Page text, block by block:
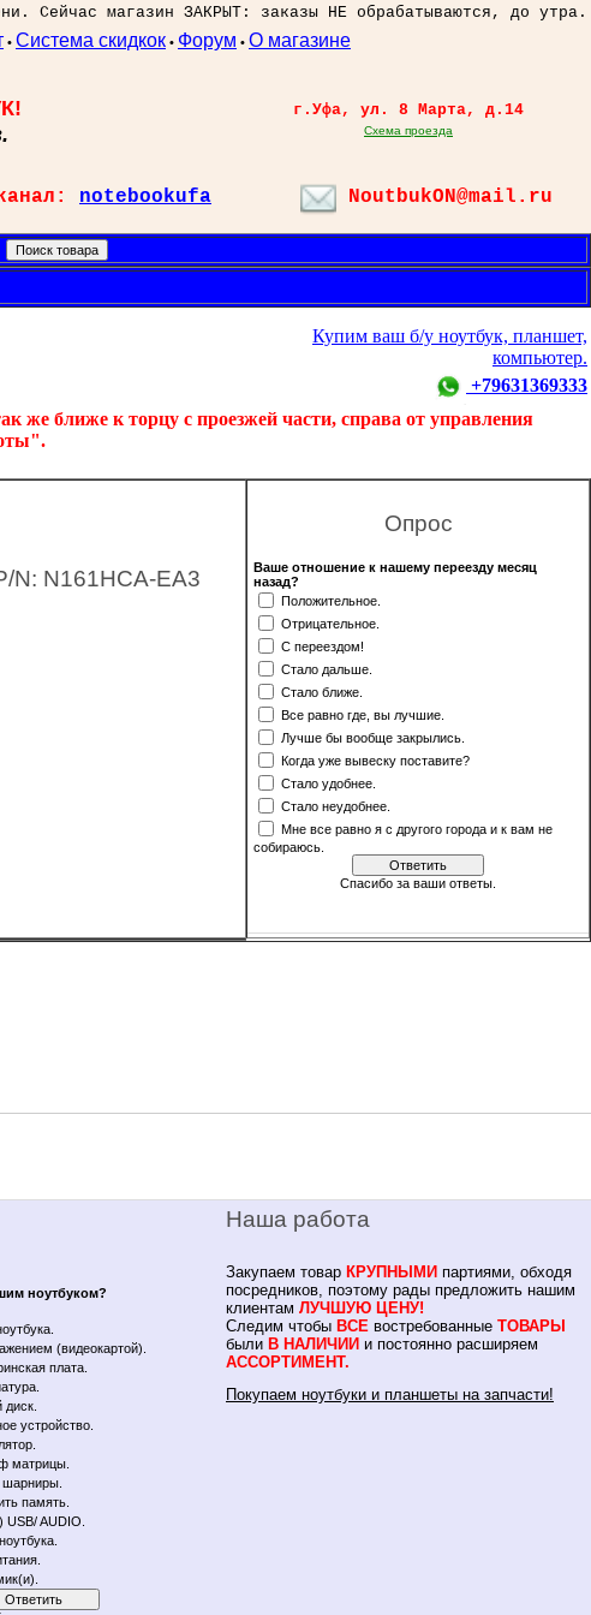
Сейчас магазин ЗАКРЫТ: заказы НЕ обрабатываются, до утра.
• Система скидкок • Форум • О магазине
г.Уфа, ул. 8 Марта, д.14
Схема проезда
notebookufa NoutbukON@mail.ru
Купим ваш б/у ноутбук, планшет,
компьютер.
+79631369333
же ближе к торцу с проезжей части, справа от управления
N: N161HCA-EA3
Опрос
Ваше отношение к нашему переезду месяц
назад?
Положительное.
Отрицательное.
С переездом!
Стало дальше.
Стало ближе.
Все равно где, вы лучшие.
Лучше бы вообще закрылись.
Когда уже вывеску поставите?
Стало удобнее.
Стало неудобнее.
Мне все равно я с другого города и к вам не
собираюсь.
Спасибо за ваши ответы.
ноутбуком?
(видеокартой).
плата.
устройство.
матрицы.
память.
AUDIO.
Наша работа
Закупаем товар КРУПНЫМИ партиями, обходя
посредников, поэтому рады предложить нашим
клиентам ЛУЧШУЮ ЦЕНУ!
Следим чтобы ВСЕ востребованные ТОВАРЫ
были В НАЛИЧИИ и постоянно расширяем
АССОРТИМЕНТ.
Покупаем ноутбуки и планшеты на запчасти!